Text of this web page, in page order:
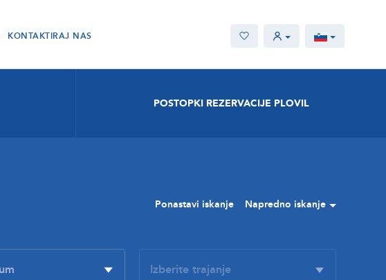
KONTAKTIRAJ NAS
POSTOPKI REZERVACIJE PLOVIL
Ponastavi iskanje Napredno iskanje